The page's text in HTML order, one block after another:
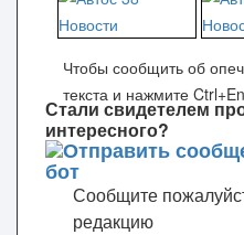
Стали свидетелем
интересного?
Сообщите
редакцию
Чтобы сообщить об
текста и нажмите